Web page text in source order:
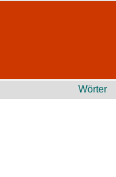
Wörter